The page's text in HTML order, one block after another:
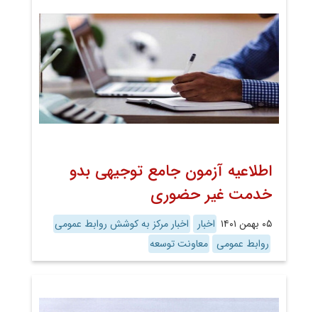
اطلاعیه آزمون جامع توجیهی بدو
خدمت غیر حضوری
۰۵ بهمن ۱۴۰۱ اخبار
اخبار مرکز به کوشش روابط عمومی
روابط عمومی معاونت توسعه